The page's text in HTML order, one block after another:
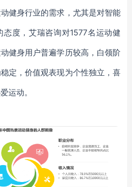
健身行业的需求，尤其是对智能
度，艾瑞咨询对1577名运动健
健身用户普遍学历较高，白领阶
定，价值观表现为个性独立，喜
运动。